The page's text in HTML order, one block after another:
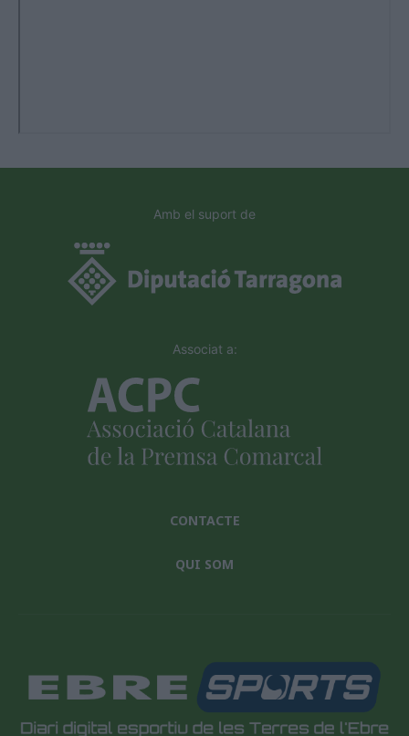
Amb el suport de
Associat a:
CONTACTE
QUI SOM